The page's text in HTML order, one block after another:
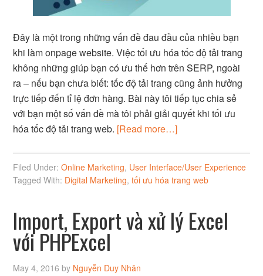
Đây là một trong những vấn đề đau đầu của nhiều bạn
khi làm onpage website. Việc tối ưu hóa tốc độ tải trang
không những giúp bạn có ưu thế hơn trên SERP, ngoài
ra – nếu bạn chưa biết: tốc độ tải trang cũng ảnh hưởng
trực tiếp đến tỉ lệ đơn hàng. Bài này tôi tiếp tục chia sẻ
với bạn một số vấn đề mà tôi phải giải quyết khi tối ưu
hóa tốc độ tải trang web. [Read more…]
Filed Under:Online Marketing, User Interface/User Experience
Tagged With: Digital Marketing,tối ưu hóa trang web
Import, Export và xử lý Excel
với PHPExcel
May 4, 2016 by Nguyễn Duy Nhân